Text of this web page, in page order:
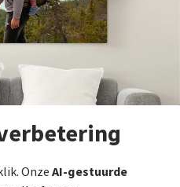
Onze AI-gestuurde